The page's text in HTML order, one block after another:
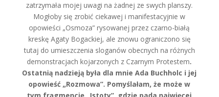
zatrzymała mojej uwagi na żadnej ze swych planszy.
Mogłoby się zrobić ciekawej i manifestacyjnie w
opowieści „Osmoza” rysowanej przez czarno-białą
kreskę Agaty Bogackiej, ale znowu ograniczono się
tutaj do umieszczenia sloganów obecnych na różnych
demonstracjach kojarzonych z Czarnym Protestem.
Ostatnią nadzieją była dla mnie Ada Buchholc i jej
opowieść „Rozmowa”. Pomyślałam, że może w